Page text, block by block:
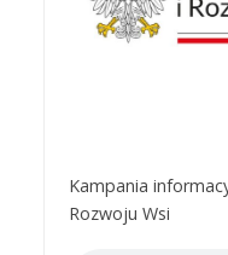
Kampania
Rozwoju Wsi